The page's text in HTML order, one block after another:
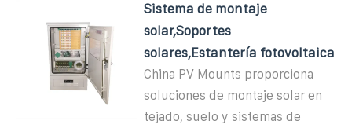
Sistema de montaje
solar,Soportes
solares,Estantería fotovoltaica
China PV Mounts proporciona
soluciones de montaje solar en
tejado, suelo y sistemas de